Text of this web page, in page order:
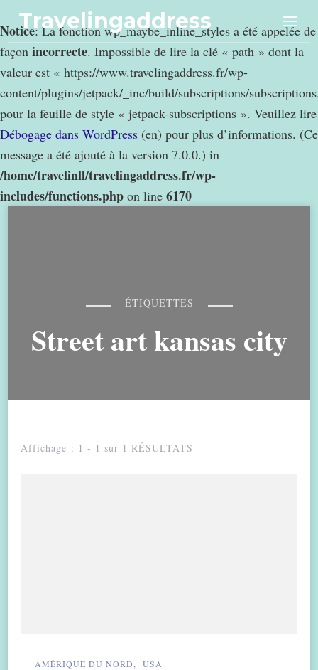
Notice: La fonction wp_maybe_inline_styles a été appelée de
façon incorrecte. Impossible de lire la clé « path » dont la
valeur est « https://www.travelingaddress.fr/wp-
content/plugins/jetpack/_inc/build/subscriptions/
pour la feuille de style « jetpack-subscriptions ». Veuillez lire
Débogage dans WordPress (en) pour plus d’informations. (Ce
message a été ajouté à la version 7.0.0.) in
/home/travelinll/travelingaddress.fr/wp-
includes/functions.php on line 6170
Travelingaddress
ÉTIQUETTES
Street art kansas city
Affichage : 1 - 1 sur 1 RÉSULTATS
AMÉRIQUE DU NORD USA